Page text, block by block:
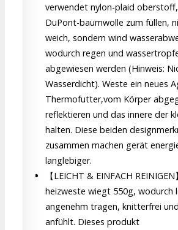
verwendet nylon-plaid
DuPont-baumwolle zum füllen,
weich, sondern wind
wodurch regen und
abgewiesen werden (Hinweis:
Wasserdicht). Weste ein neues
Thermofutter,vom Körper
reflektieren und das innere der
halten. Diese beiden
zusammen machen gerät
langlebiger.
【LEICHT & EINFACH
heizweste wiegt 550g, wodurch
angenehm tragen, knitterfrei
anfühlt. Dieses produkt